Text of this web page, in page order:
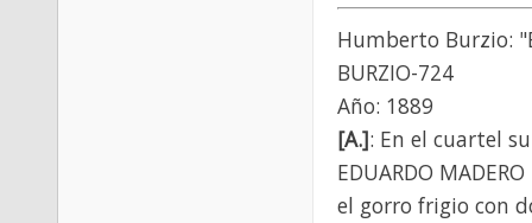
Humberto Burzio:
BURZIO-724
Año: 1889
[A.]: En el cuartel
EDUARDO
el gorro frigio con